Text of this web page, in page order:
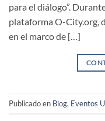
para el diálogo”.
plataforma O-City.org,
en el marco de […]
Publicado en Blog, Eventos